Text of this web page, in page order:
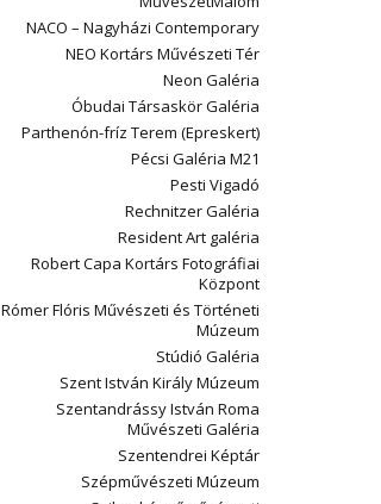
NACO – Nagyházi Contemporary
NEO Kortárs Művészeti Tér
Neon Galéria
Óbudai Társaskör Galéria
Parthenón-fríz Terem (Epreskert)
Pécsi Galéria M21
Pesti Vigadó
Rechnitzer Galéria
Resident Art galéria
Robert Capa Kortárs Fotográfiai
Központ
Rómer Flóris Művészeti és Történeti
Múzeum
Stúdió Galéria
Szent István Király Múzeum
Szentandrássy István Roma
Művészeti Galéria
Szentendrei Képtár
Szépművészeti Múzeum